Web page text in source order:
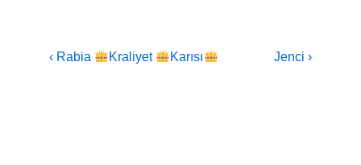
Bejegyzés
Previous
‹ Rabia Kraliyet Karısı
Next
Jenci ›